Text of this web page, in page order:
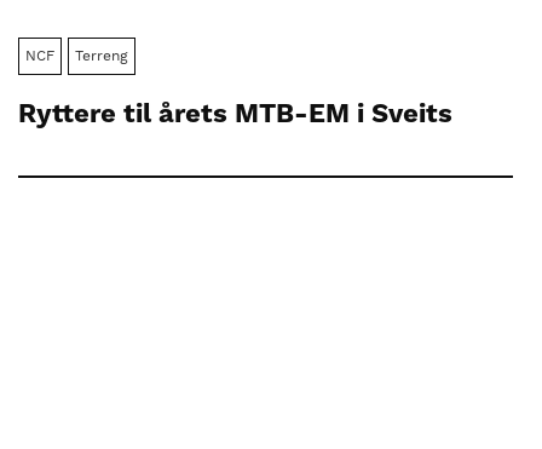
NCF Terreng
Ryttere til årets MTB-EM i Sveits